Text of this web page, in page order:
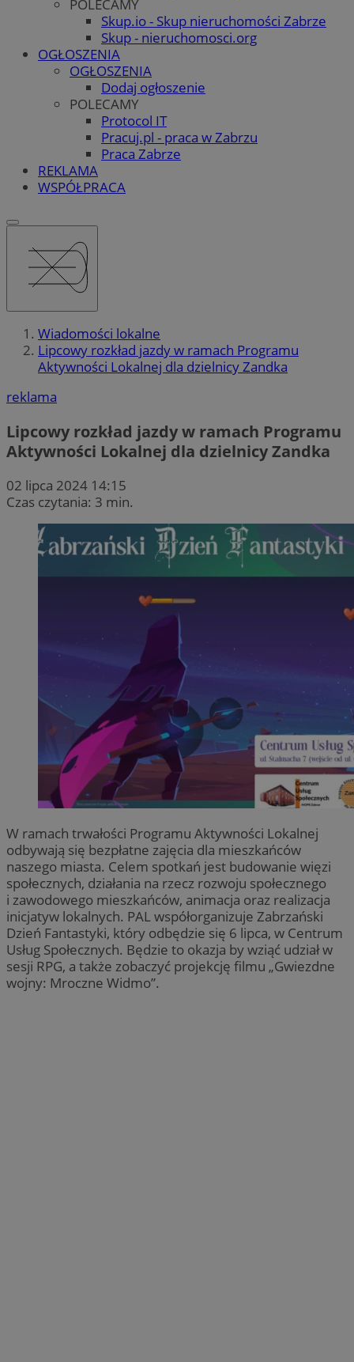
POLECAMY
Skup.io - Skup nieruchomości Zabrze
Skup - nieruchomosci.org
OGŁOSZENIA
OGŁOSZENIA
Dodaj ogłoszenie
POLECAMY
Protocol IT
Pracuj.pl - praca w Zabrzu
Praca Zabrze
REKLAMA
WSPÓŁPRACA
Wiadomości lokalne
Lipcowy rozkład jazdy w ramach Programu
Aktywności Lokalnej dla dzielnicy Zandka
reklama
Lipcowy rozkład jazdy w ramach Programu
Aktywności Lokalnej dla dzielnicy Zandka
02 lipca 2024 14:15
Czas czytania: 3 min.
W ramach trwałości Programu Aktywności Lokalnej
odbywają się bezpłatne zajęcia dla mieszkańców
naszego miasta. Celem spotkań jest budowanie więzi
społecznych, działania na rzecz rozwoju społecznego
i zawodowego mieszkańców, animacja oraz realizacja
inicjatyw lokalnych. PAL współorganizuje Zabrzański
Dzień Fantastyki, który odbędzie się 6 lipca, w Centrum
Usług Społecznych. Będzie to okazja by wziąć udział w
sesji RPG, a także zobaczyć projekcję filmu „Gwiezdne
wojny: Mroczne Widmo”.